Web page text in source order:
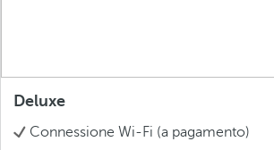
Deluxe
Connessione Wi-Fi (a pagamento)